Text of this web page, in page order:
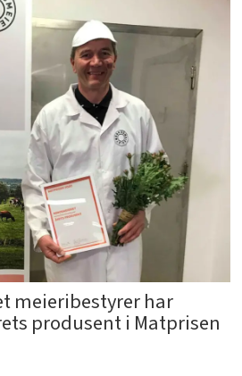
meieribestyrer har
produsent i Matprisen